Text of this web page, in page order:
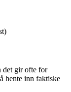
det gir ofte for
hente inn faktiske